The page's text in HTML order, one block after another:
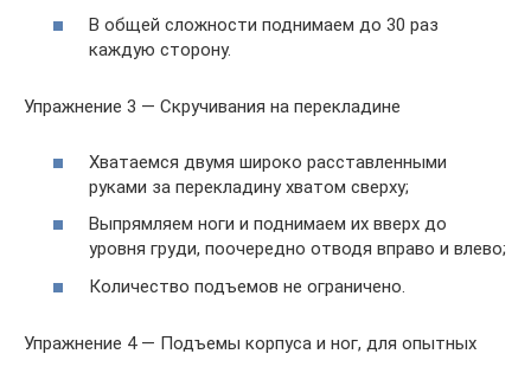
В общей сложности поднимаем до 30 раз
каждую сторону.
Упражнение 3 — Скручивания на перекладине
Хватаемся двумя широко расставленными
руками за перекладину хватом сверху;
Выпрямляем ноги и поднимаем их вверх до
уровня груди, поочередно отводя вправо и влево;
Количество подъемов не ограничено.
Упражнение 4 — Подъемы корпуса и ног, для опытных